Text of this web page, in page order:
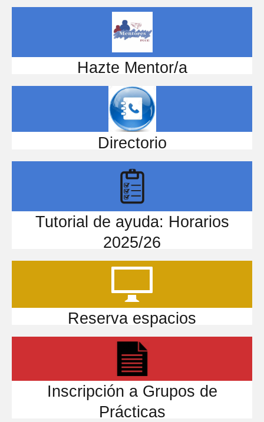
Hazte Mentor/a
Directorio
Tutorial de ayuda: Horarios
2025/26
Reserva espacios
Inscripción a Grupos de
Prácticas